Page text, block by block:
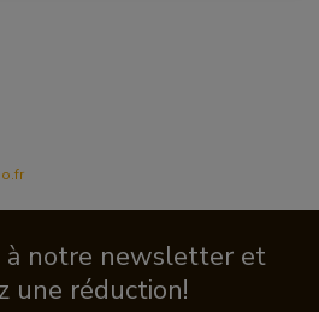
à notre newsletter et
une réduction!